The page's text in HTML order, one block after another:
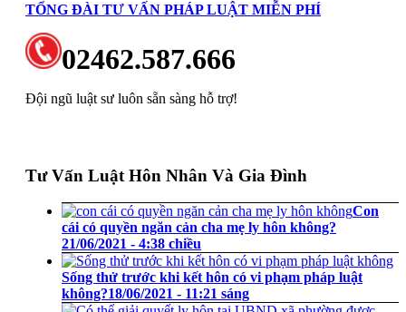
TỔNG ĐÀI TƯ VẤN PHÁP LUẬT MIỄN PHÍ
02462.587.666
Đội ngũ luật sư luôn sẵn sàng hỗ trợ!
Tư Vấn Luật Hôn Nhân Và Gia Đình
Con
cái có quyền ngăn cản cha mẹ ly hôn không?
21/06/2021 - 4:38 chiều
Sống thử trước khi kết hôn có vi phạm pháp luật
không?18/06/2021 - 11:21 sáng